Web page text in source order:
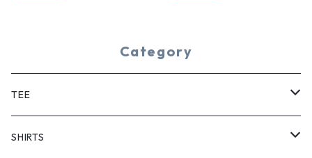
Category
TEE
SHORT SLEEVE
SHIRTS